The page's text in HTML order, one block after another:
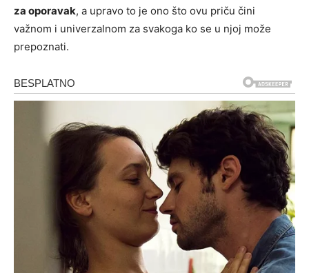
za oporavak, a upravo to je ono što ovu priču čini
važnom i univerzalnom za svakoga ko se u njoj može
prepoznati.